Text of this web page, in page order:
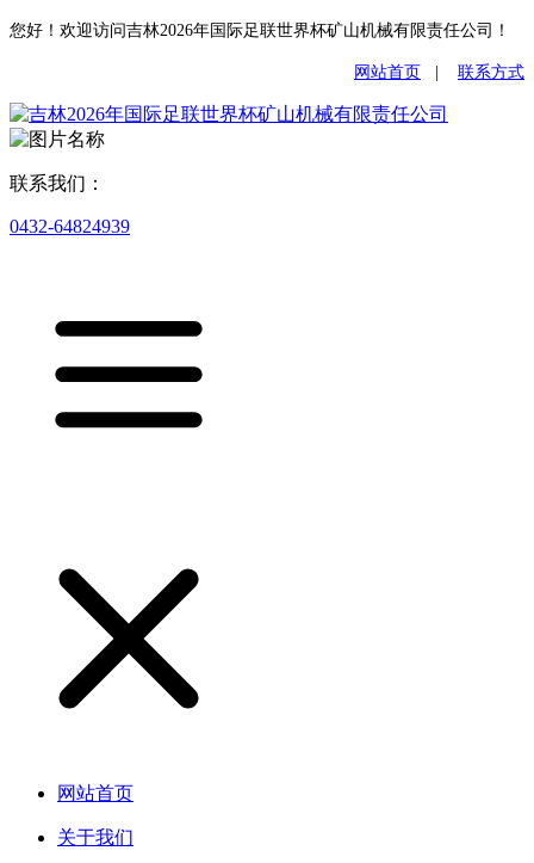
您好！欢迎访问吉林2026年国际足联世界杯矿山机械有限责任公司！
网站首页 联系方式
联系我们：
0432-64824939
网站首页
关于我们